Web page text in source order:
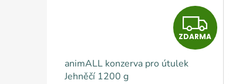
Z
D
ZDARMA
animALL konzerva pro útulek
Jehněčí 1200 g